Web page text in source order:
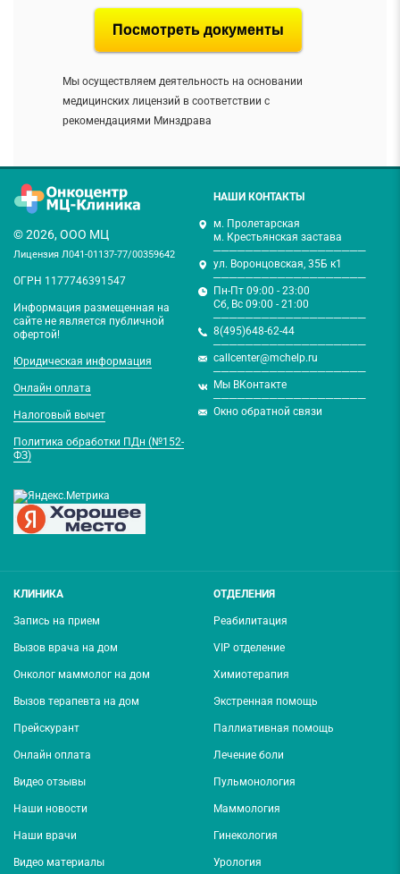
Посмотреть документы
Мы осуществляем деятельность на основании
медицинских лицензий в соответствии с
рекомендациями Минздрава
© 2026, ООО МЦ
Лицензия Л041-01137-77/00359642
ОГРН 1177746391547
Информация размещенная на
сайте не является публичной
офертой!
Юридическая информация
Онлайн оплата
Налоговый вычет
Политика обработки ПДн (№152-
ФЗ)
НАШИ КОНТАКТЫ
м. Пролетарская
м. Крестьянская застава
───────────────────
ул. Воронцовская, 35Б к1
───────────────────
Пн-Пт 09:00 - 23:00
Сб, Вс 09:00 - 21:00
───────────────────
8(495)648-62-44
───────────────────
callcenter@mchelp.ru
───────────────────
Мы ВКонтакте
───────────────────
Окно обратной связи
КЛИНИКА
Запись на прием
Вызов врача на дом
Онколог маммолог на дом
Вызов терапевта на дом
Прейскурант
Онлайн оплата
Видео отзывы
Наши новости
Наши врачи
Видео материалы
ОТДЕЛЕНИЯ
Реабилитация
VIP отделение
Химиотерапия
Экстренная помощь
Паллиативная помощь
Лечение боли
Пульмонология
Маммология
Гинекология
Урология